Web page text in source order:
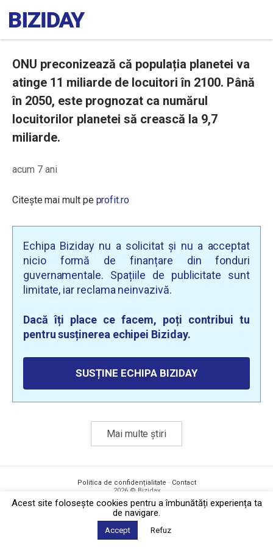
ONU preconizează că populația planetei va
atinge 11 miliarde de locuitori în 2100. Până
în 2050, este prognozat ca numărul
locuitorilor planetei să crească la 9,7
miliarde.
acum 7 ani
Citește mai mult pe profit.ro
Echipa Biziday nu a solicitat și nu a acceptat
nicio formă de finanțare din fonduri
guvernamentale. Spațiile de publicitate sunt
limitate, iar reclama neinvazivă.
Dacă îți place ce facem, poți contribui tu
pentru susținerea echipei Biziday.
SUSȚINE ECHIPA BIZIDAY
Mai multe știri
Politica de confidențialitate · Contact
2026 © Biziday
Acest site foloseşte cookies pentru a îmbunătăți experiența ta
de navigare.
Accept Refuz